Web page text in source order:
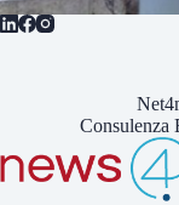
Consulenza